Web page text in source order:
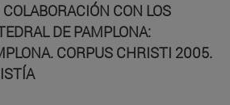
CON LOS
DE PAMPLONA:
CORPUS CHRISTI 2005.